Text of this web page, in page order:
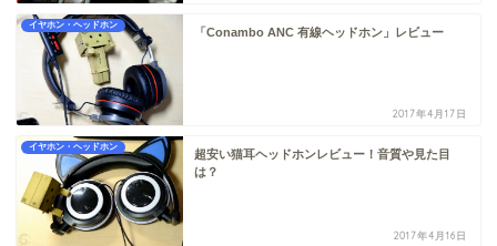
イヤホン・ヘッドホン
「Conambo ANC 有線ヘッドホン」レビュー
2017年4月17日
イヤホン・ヘッドホン
超安い猫耳ヘッドホンレビュー！音質や見た目
は？
2017年4月16日